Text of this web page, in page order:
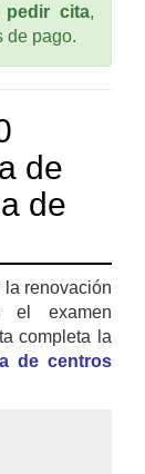
pedir cita,
de pago.
de
de
la renovación
el examen
completa la
de centros